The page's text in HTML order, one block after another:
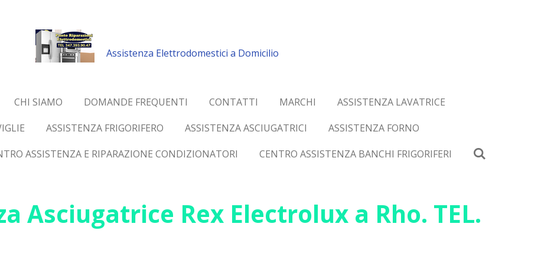
Assistenza Elettrodomestici a Domicilio
CHI SIAMO DOMANDE FREQUENTI CONTATTI MARCHI
ASSISTENZA LAVATRICE
ASSISTENZA FRIGORIFERO ASSISTENZA ASCIUGATRICI
ASSISTENZA FORNO
ASSISTENZA E RIPARAZIONE CONDIZIONATORI CENTRO ASSISTENZA BANCHI FRIGORIFERI
Asciugatrice Rex Electrolux a Rho. TEL.